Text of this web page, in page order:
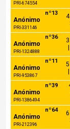
PRI-674554
nº13
Anónimo
PRI-331146
nº36
Anónimo
PRI-1324888
nº11
Anónimo
PRI-953867
nº39
Anónimo
PRI-1386494
nº64
Anónimo
PRI-212396